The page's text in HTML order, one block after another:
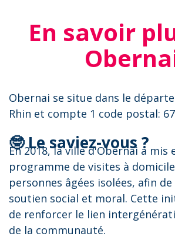
En savoir
Obernai se situe dans le
Rhin et compte 1 code postal:
🤓 Le saviez-vous ?
En 2018, la ville d'Obernai a mis
programme de visites à
personnes âgées isolées, afin
soutien social et moral. Cette
de renforcer le lien
de la communauté.